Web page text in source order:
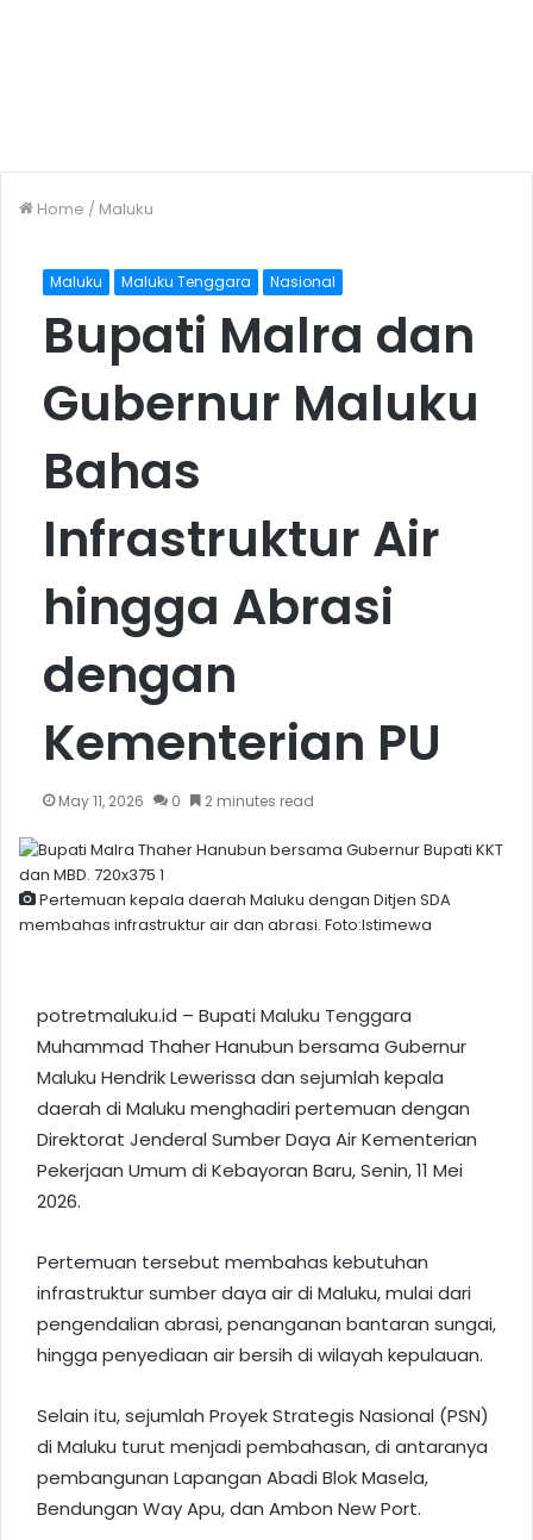
Home / Maluku
Maluku Maluku Tenggara Nasional
Bupati Malra dan
Gubernur Maluku
Bahas
Infrastruktur Air
hingga Abrasi
dengan
Kementerian PU
May 11, 2026 0 2 minutes read
Pertemuan kepala daerah Maluku dengan Ditjen SDA
membahas infrastruktur air dan abrasi. Foto:Istimewa
potretmaluku.id – BupatiMaluku Tenggara
Muhammad Thaher Hanubun bersama Gubernur
Maluku Hendrik Lewerissa dan sejumlah kepala
daerah di Maluku menghadiri pertemuan dengan
Direktorat Jenderal Sumber Daya Air Kementerian
Pekerjaan Umum di Kebayoran Baru, Senin, 11 Mei
2026.
Pertemuan tersebut membahas kebutuhan
infrastruktur sumber daya air di Maluku, mulai dari
pengendalian abrasi, penanganan bantaran sungai,
hingga penyediaan air bersih di wilayah kepulauan.
Selain itu, sejumlah Proyek Strategis Nasional (PSN)
di Maluku turut menjadi pembahasan, di antaranya
pembangunan Lapangan Abadi Blok Masela,
Bendungan Way Apu, dan Ambon New Port.